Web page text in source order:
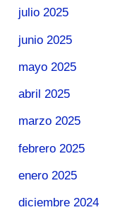
julio 2025
junio 2025
mayo 2025
abril 2025
marzo 2025
febrero 2025
enero 2025
diciembre 2024